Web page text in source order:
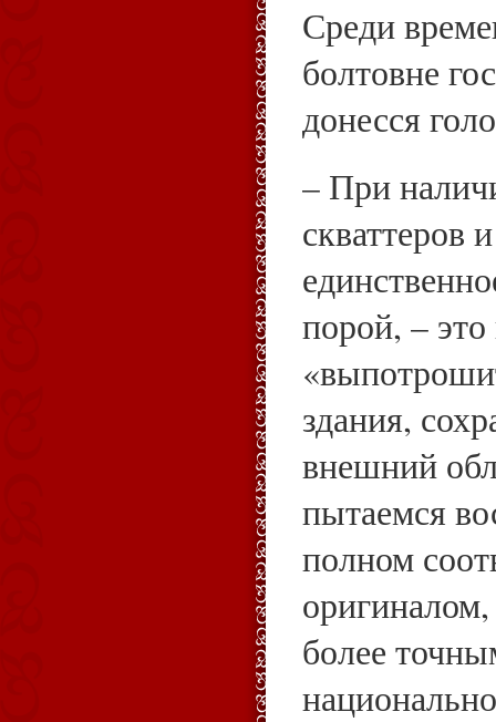
Среди
болтовне
донесся
– При
скваттеров
порой, –
здания,
внешний
пытаемся
полном
более